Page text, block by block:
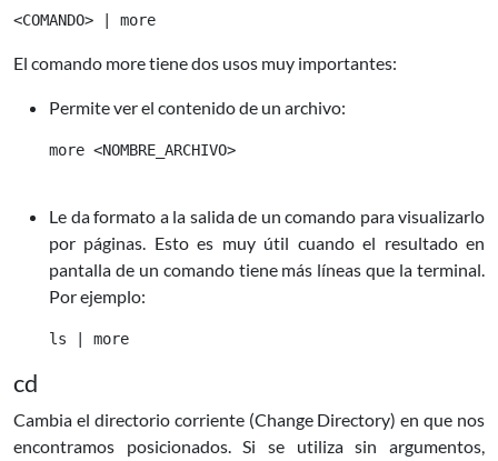
El comando moretiene dos usos muy importantes:
Permite ver el contenido de un archivo:
more <NOMBRE_ARCHIVO>
Le da formato a la salida de un comando para visualizarlo
por páginas. Esto es muy útil cuando el resultado en
pantalla de un comando tiene más líneas que la terminal.
Por ejemplo:
cd
Cambia el directorio corriente (Change Directory) en que nos
encontramos posicionados. Si se utiliza sin argumentos,